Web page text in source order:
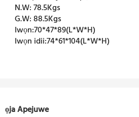
N.W:78.5Kgs
G.W:88.5Kgs
Iwọn:70*47*89(L*W*H)
Iwọn idii:74*61*104(L*W*H)
ọja Apejuwe